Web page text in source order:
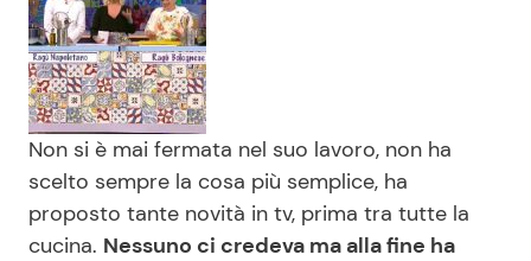
Non si è mai fermata nel suo lavoro, non ha
scelto sempre la cosa più semplice, ha
proposto tante novità in tv, prima tra tutte la
cucina. Nessuno ci credeva ma alla fine ha